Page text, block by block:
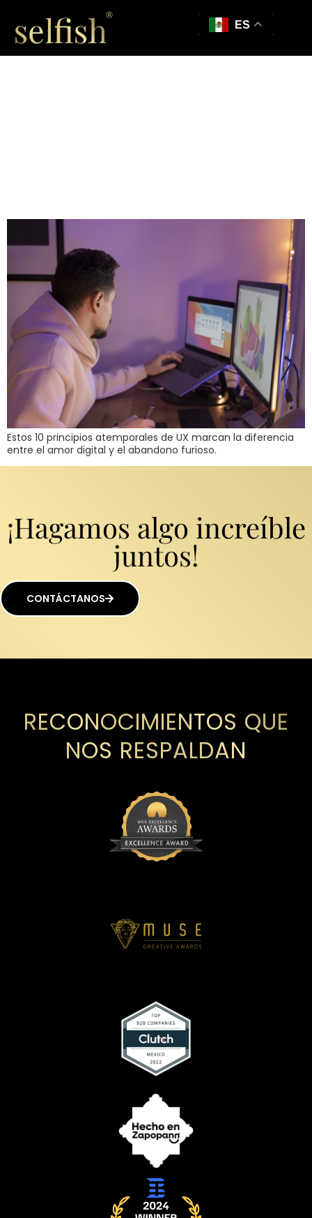
Estos 10 principios atemporales de UX marcan la diferencia
entre el amor digital y el abandono furioso.
¡Hagamos algo increíble
juntos!
CONTÁCTANOS
RECONOCIMIENTOS QUE
NOS RESPALDAN
ES